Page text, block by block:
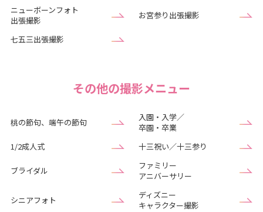
ニューボーンフォト
出張撮影
お宮参り出張撮影
七五三出張撮影
その他の撮影メニュー
桃の節句、端午の節句
入園・入学／
卒園・卒業
1/2成人式
十三祝い／十三参り
ブライダル
ファミリー
アニバーサリー
シニアフォト
ディズニー
キャラクター撮影